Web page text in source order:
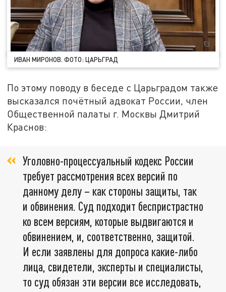
ИВАН МИРОНОВ. ФОТО: ЦАРЬГРАД
По этому поводу в беседе с Царьградом также
высказался почётный адвокат России, член
Общественной палаты г. Москвы Дмитрий
Краснов:
Уголовно-процессуальный кодекс России
требует рассмотрения всех версий по
данному делу – как стороны защиты, так
и обвинения. Суд подходит беспристрастно
ко всем версиям, которые выдвигаются и
обвинением, и, соответственно, защитой.
И если заявлены для допроса какие-либо
лица, свидетели, эксперты и специалисты,
то суд обязан эти версии все исследовать,